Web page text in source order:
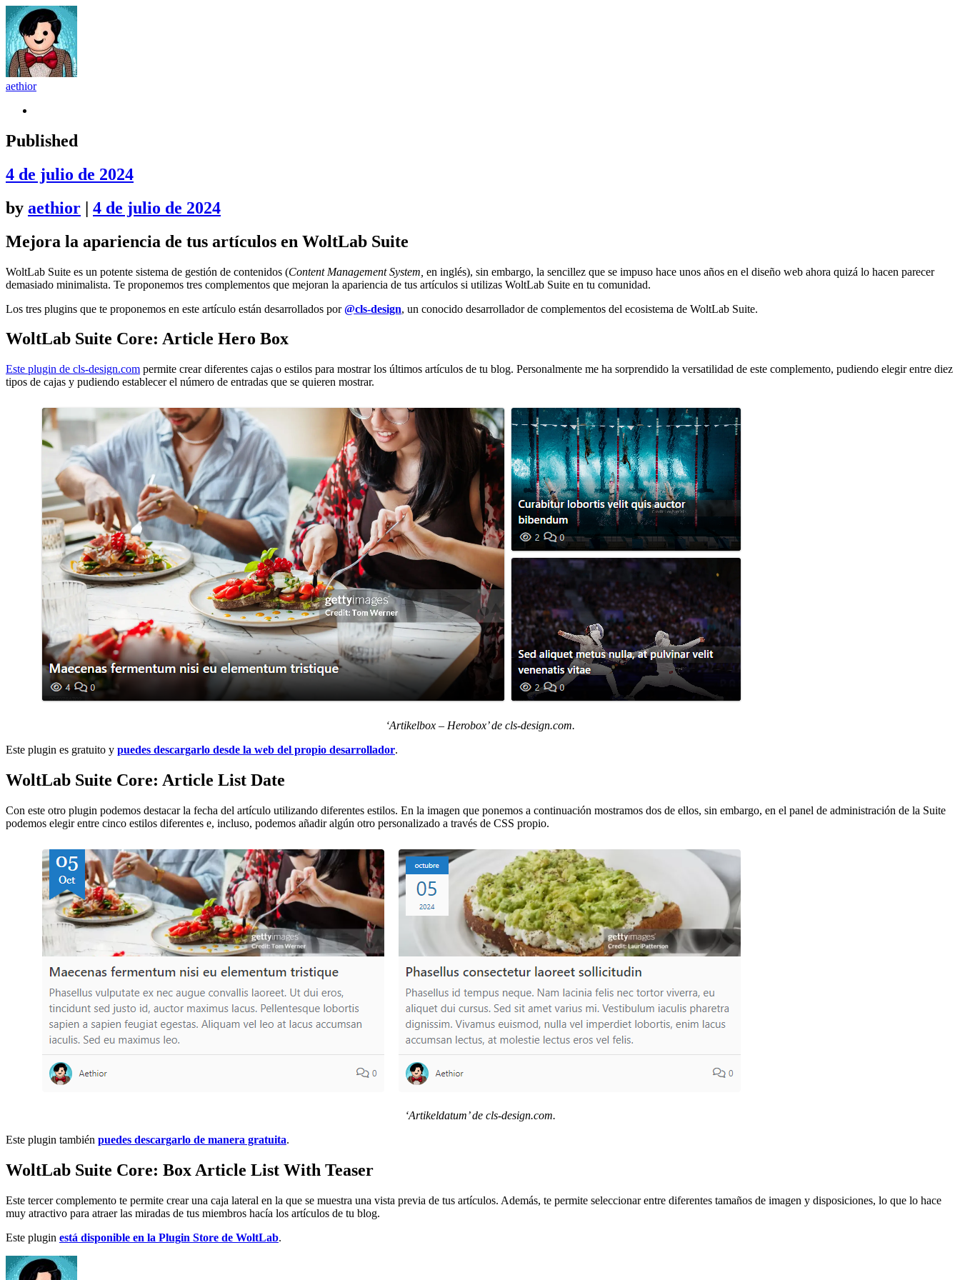
aethior
Published
4 de julio de 2024
by aethior | 4 de julio de 2024
Mejora la apariencia de tus artículos en WoltLab Suite
WoltLab Suite es un potente sistema de gestión de contenidos (Content Management System, en inglés), sin embargo, la sencillez que se impuso hace unos años en el diseño web ahora quizá lo hacen parecer
demasiado minimalista. Te proponemos tres complementos que mejoran la apariencia de tus artículos si utilizas WoltLab Suite en tu comunidad.
Los tres plugins que te proponemos en este artículo están desarrollados por@cls-design, un conocido desarrollador de complementos del ecosistema de WoltLab Suite.
WoltLab Suite Core: Article Hero Box
Este plugin de cls-design.com permite crear diferentes cajas o estilos para mostrar los últimos artículos de tu blog. Personalmente me ha sorprendido la versatilidad de este complemento, pudiendo elegir entre diez
tipos de cajas y pudiendo establecer el número de entradas que se quieren mostrar.
‘Artikelbox – Herobox’ de cls-design.com.
Este plugin es gratuito y puedes descargarlo desde la web del propio desarrollador.
WoltLab Suite Core: Article List Date
Con este otro plugin podemos destacar la fecha del artículo utilizando diferentes estilos. En la imagen que ponemos a continuación mostramos dos de ellos, sin embargo, en el panel de administración de la Suite
podemos elegir entre cinco estilos diferentes e, incluso, podemos añadir algún otro personalizado a través de CSS propio.
‘Artikeldatum’ de cls-design.com.
Este plugin también puedes descargarlo de manera gratuita.
WoltLab Suite Core: Box Article List With Teaser
Este tercer complemento te permite crear una caja lateral en la que se muestra una vista previa de tus artículos. Además, te permite seleccionar entre diferentes tamaños de imagen y disposiciones, lo que lo hace
muy atractivo para atraer las miradas de tus miembros hacía los artículos de tu blog.
Este plugin está disponible en la Plugin Store de WoltLab.